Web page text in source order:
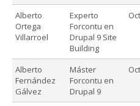
Alberto
Ortega
Villarroel
Experto
Forcontu en
Drupal 9 Site
Building
Alberto
Fernández
Gálvez
Máster
Forcontu en
Drupal 9